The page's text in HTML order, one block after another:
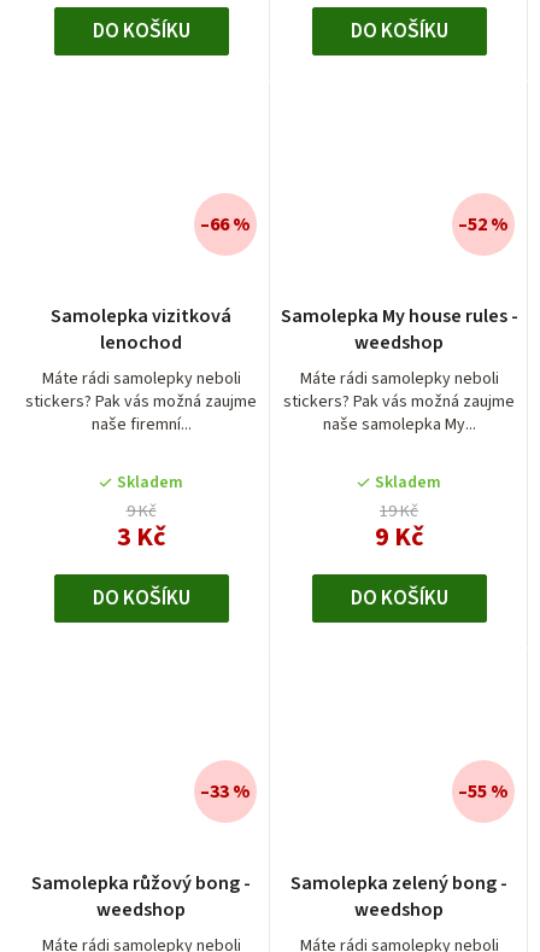
DO KOŠÍKU DO KOŠÍKU
Samolepka vizitková
lenochod
Máte rádi samolepky neboli
stickers? Pak vás možná zaujme
naše firemní...
Skladem
9 Kč
3 Kč
–66 %
DO KOŠÍKU
Samolepka My house rules -
weedshop
Máte rádi samolepky neboli
stickers? Pak vás možná zaujme
naše samolepka My...
Skladem
19 Kč
9 Kč
–52 %
DO KOŠÍKU
Samolepka růžový bong -
weedshop
Máte rádi samolepky neboli
–33 %
Samolepka zelený bong -
weedshop
Máte rádi samolepky neboli
–55 %